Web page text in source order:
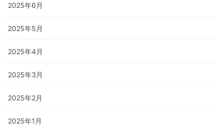
2025年6月
2025年5月
2025年4月
2025年3月
2025年2月
2025年1月